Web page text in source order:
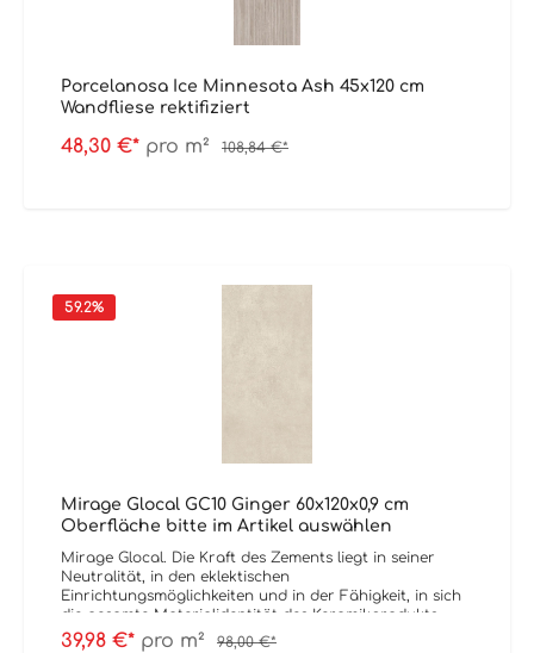
Porcelanosa Ice Minnesota Ash 45x120 cm
Wandfliese rektifiziert
48,30 €* pro m² 108,84 €*
59.2%
Mirage Glocal GC10 Ginger 60x120x0,9 cm
Oberfläche bitte im Artikel auswählen
Mirage Glocal. Die Kraft des Zements liegt in seiner
Neutralität, in den eklektischen
Einrichtungsmöglichkeiten und in der Fähigkeit, in sich
die gesamte Materialidentität des Keramikprodukts
einzuschließen, um es in einen wahren Behälter zu
39,98 €* pro m² 98,00 €*